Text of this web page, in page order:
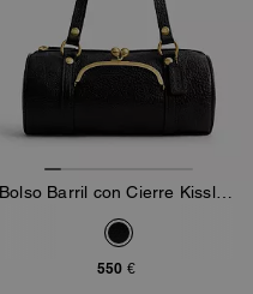
Bolso Barril con Cierre Kisslock
550 €